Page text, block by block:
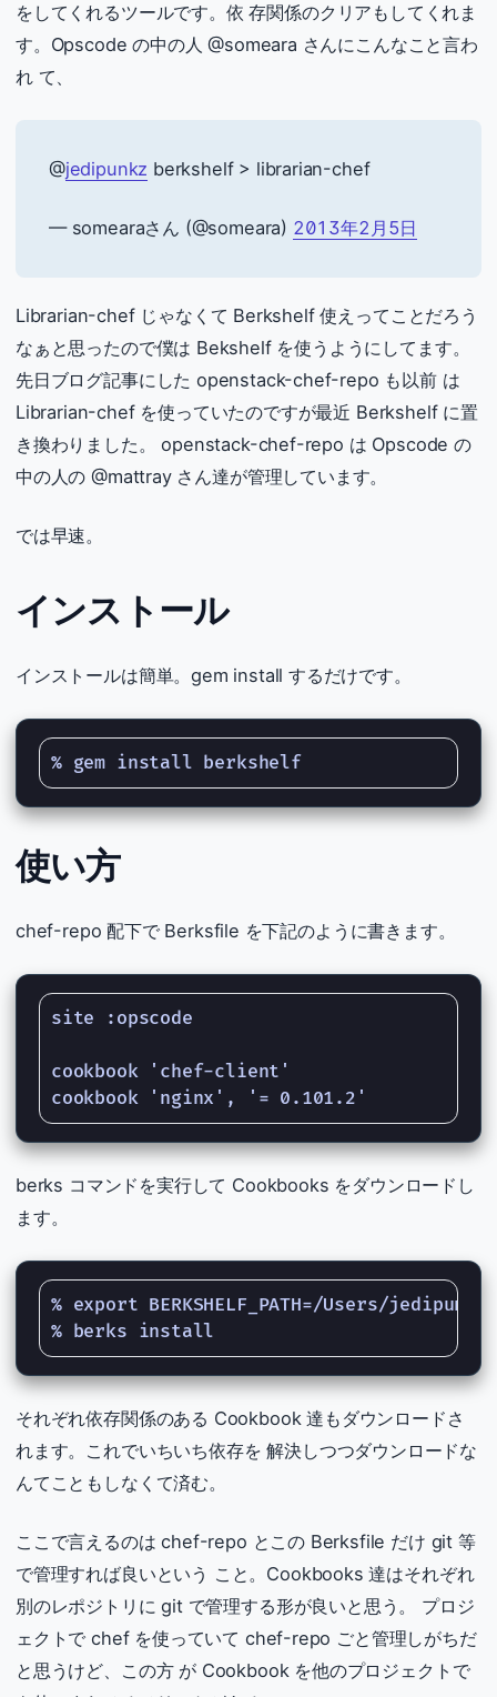
をしてくれるツールです。依 存関係のクリアもしてくれま
す。Opscode の中の人 @someara さんにこんなこと言わ
れ て、
@jedipunkz berkshelf > librarian-chef
— somearaさん (@someara) 2013年2月5日
Librarian-chef じゃなくて Berkshelf 使えってことだろう
なぁと思ったので僕は Bekshelf を使うようにしてます。
先日ブログ記事にした openstack-chef-repo も以前 は
Librarian-chef を使っていたのですが最近 Berkshelf に置
き換わりました。 openstack-chef-repo は Opscode の
中の人の @mattray さん達が管理しています。
では早速。
インストール
インストールは簡単。gem install するだけです。
使い方
chef-repo 配下で Berksfile を下記のように書きます。
site :opscode
cookbook 'chef-client'
berks コマンドを実行して Cookbooks をダウンロードし
ます。
% export BERKSHELF_PATH=/Users/
それぞれ依存関係のある Cookbook 達もダウンロードさ
れます。これでいちいち依存を 解決しつつダウンロードな
んてこともしなくて済む。
ここで言えるのは chef-repo とこの Berksfile だけ git 等
で管理すれば良いという こと。Cookbooks 達はそれぞれ
別のレポジトリに git で管理する形が良いと思う。 プロジ
ェクトで chef を使っていて chef-repo ごと管理しがちだ
と思うけど、この方 が Cookbook を他のプロジェクトで